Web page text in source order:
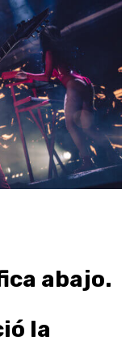
abajo.
la